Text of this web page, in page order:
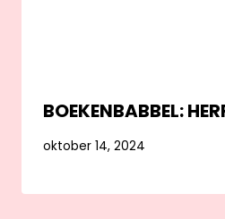
BOEKENBABBEL:
oktober 14, 2024